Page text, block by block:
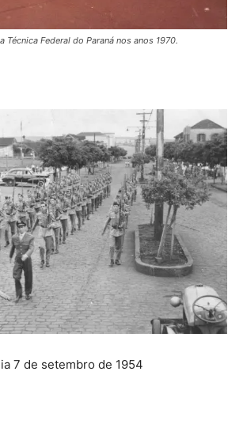
Técnica Federal do Paraná nos anos 1970.
7 de setembro de 1954